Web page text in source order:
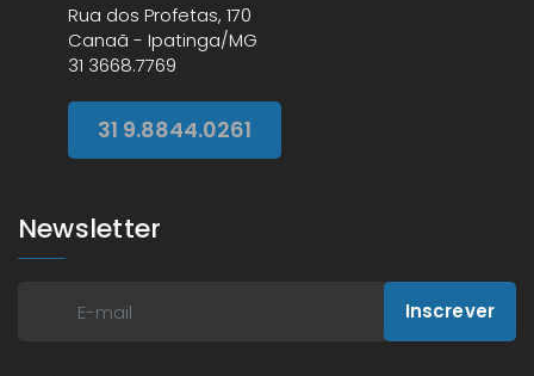
Rua dos Profetas, 170
Canaã - Ipatinga/MG
31 3668.7769
31 9.8844.0261
Newsletter
Inscrever